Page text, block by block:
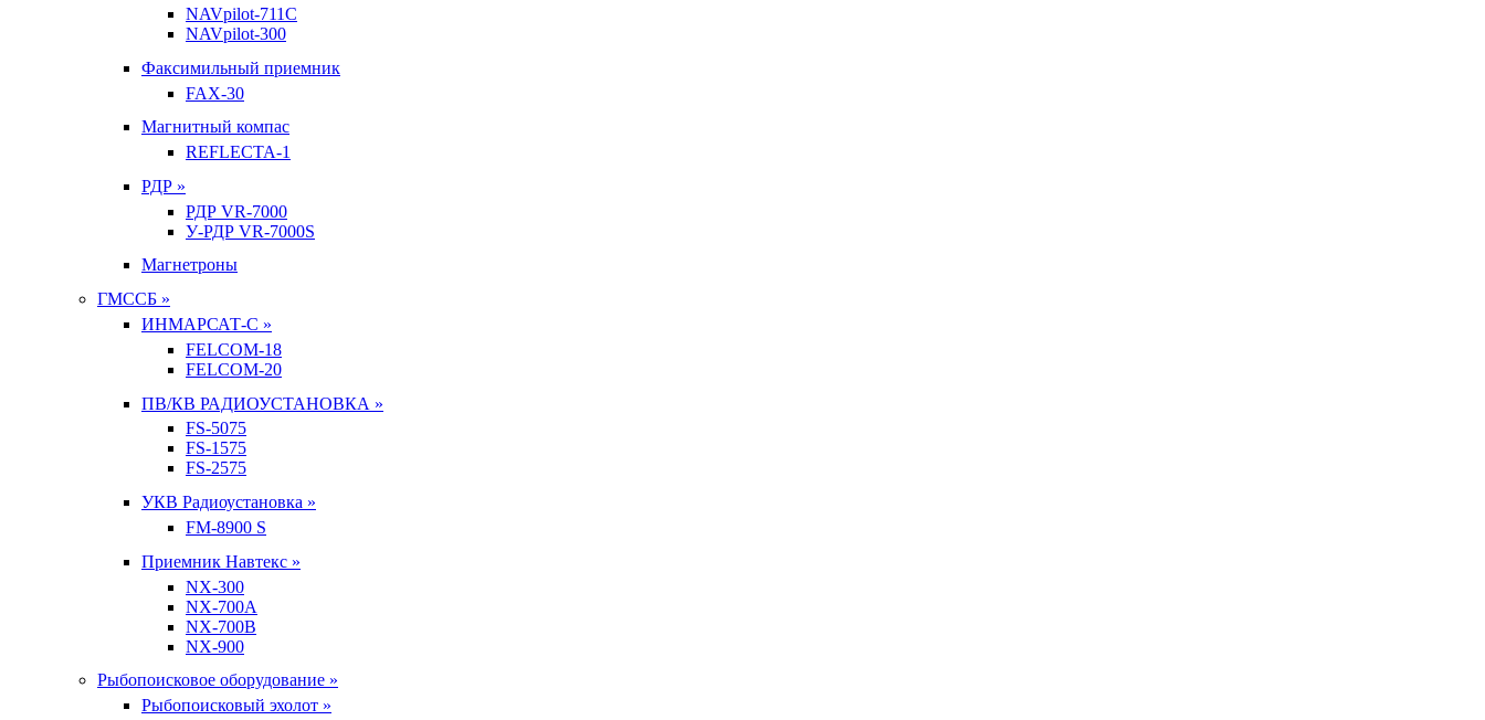
NAVpilot-711С
NAVpilot-300
Факсимильный приемник
FAX-30
Магнитный компас
REFLECTA-1
РДР »
РДР VR-7000
У-РДР VR-7000S
Магнетроны
ГМССБ »
ИНМАРСАТ-С »
FELCOM-18
FELCOM-20
ПВ/КВ РАДИОУСТАНОВКА »
FS-5075
FS-1575
FS-2575
УКВ Радиоустановка »
FM-8900 S
Приемник Навтекс »
NX-300
NX-700A
NX-700B
NX-900
Рыбопоисковое оборудование »
Рыбопоисковый эхолот »